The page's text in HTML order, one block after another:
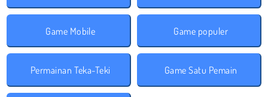
Game Mobile Game populer
Permainan Teka-Teki Game Satu Pemain